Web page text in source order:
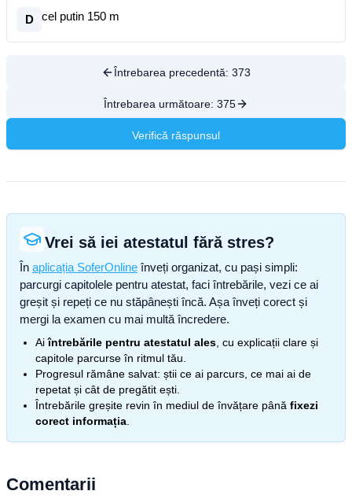
D cel putin 150 m
Întrebarea precedentă: 373
Întrebarea următoare: 375
Verifică răspunsul
Vrei să iei atestatul fără stres?
În aplicația SoferOnline înveți organizat, cu pași simpli:
parcurgi capitolele pentru atestat, faci întrebările, vezi ce ai
greșit și repeți ce nu stăpânești încă. Așa înveți corect și
mergi la examen cu mai multă încredere.
Aiîntrebările pentru atestatul ales , cu explicații clare și
capitole parcurse în ritmul tău.
Progresul rămâne salvat: știi ce ai parcurs, ce mai ai de
repetat și cât de pregătit ești.
Întrebările greșite revin în mediul de învățare până fixezi
corect informația
Comentarii